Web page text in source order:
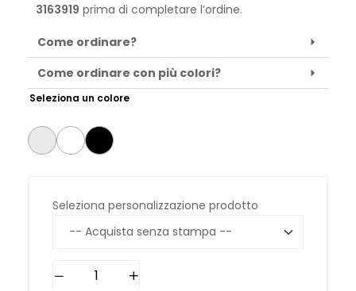
3163919 prima di completare l’ordine.
Come ordinare?
Come ordinare con più colori?
Seleziona un colore
Seleziona personalizzazione prodotto